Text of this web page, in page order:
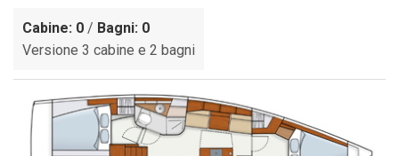
Cabine: 0 / Bagni: 0
Versione 3 cabine e 2 bagni